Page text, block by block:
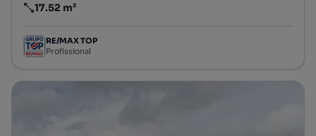
Preço por metro quadrado
17.52 m²
RE/MAX TOP
Profissional